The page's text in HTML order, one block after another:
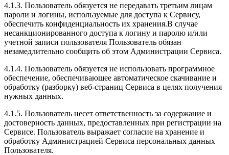
4.1.3. Пользователь обязуется не передавать третьим лицам
пароли и логины, используемые для доступа к Сервису,
обеспечить конфиденциальность их хранения.В случае
несанкционированного доступа к логину и паролю и/или
учетной записи пользователя Пользователь обязан
незамедлительно сообщить об этом Администрации Сервиса.
4.1.4. Пользователь обязуется не использовать программное
обеспечение, обеспечивающее автоматическое скачивание и
обработку (разборку) веб-страниц Сервиса в целях получения
нужных данных.
4.1.5. Пользователь несет ответственность за содержание и
достоверность данных, предоставленных при регистрации на
Сервисе. Пользователь выражает согласие на хранение и
обработку Администрацией Сервиса персональных данных
Пользователя.